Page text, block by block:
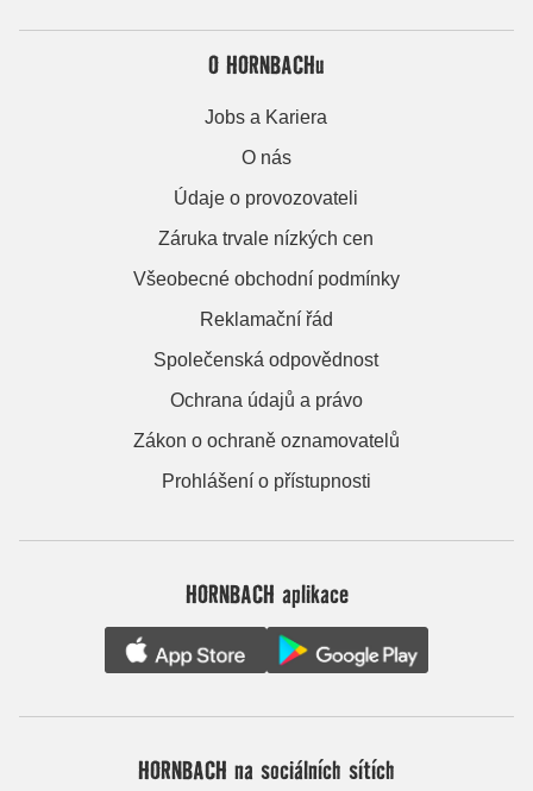
O HORNBACHu
Jobs a Kariera
O nás
Údaje o provozovateli
Záruka trvale nízkých cen
Všeobecné obchodní podmínky
Reklamační řád
Společenská odpovědnost
Ochrana údajů a právo
Zákon o ochraně oznamovatelů
Prohlášení o přístupnosti
HORNBACH aplikace
HORNBACH na sociálních sítích